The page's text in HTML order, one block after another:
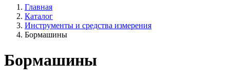
Главная
Каталог
Инструменты и средства измерения
Бормашины
Бормашины